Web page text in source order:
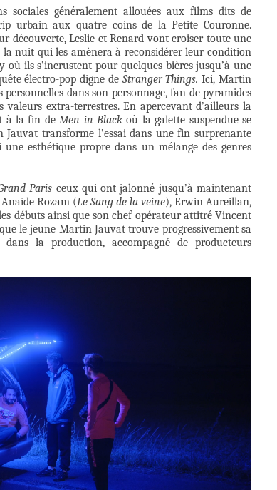
sociales généralement allouées aux films dits de
urbain aux quatre coins de la Petite Couronne.
découverte, Leslie et Renard vont croiser toute une
la nuit qui les amènera à reconsidérer leur condition
où ils s’incrustent pour quelques bières jusqu’à une
électro-pop digne de Stranger Things. Ici, Martin
dans son personnage, fan de pyramides
extra-terrestres. En apercevant d’ailleurs la
à la fin deMen in Black où la galette suspendue se
transforme l’essai dans une fin surprenante
esthétique propre dans un mélange des genres
Paris ceux qui ont jalonné jusqu’à maintenant
Rozam (Le Sang de la veine), Erwin Aureillan,
débuts ainsi que son chef opérateur attitré Vincent
le jeune Martin Jauvat trouve progressivement sa
la production, accompagné de producteurs